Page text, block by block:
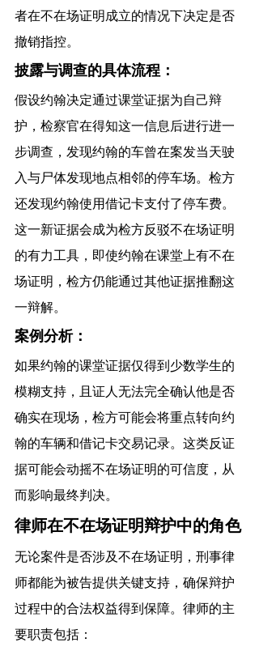
者在不在场证明成立的情况下决定是否
撤销指控。
披露与调查的具体流程：
假设约翰决定通过课堂证据为自己辩
护，检察官在得知这一信息后进行进一
步调查，发现约翰的车曾在案发当天驶
入与尸体发现地点相邻的停车场。检方
还发现约翰使用借记卡支付了停车费。
这一新证据会成为检方反驳不在场证明
的有力工具，即使约翰在课堂上有不在
场证明，检方仍能通过其他证据推翻这
一辩解。
案例分析：
如果约翰的课堂证据仅得到少数学生的
模糊支持，且证人无法完全确认他是否
确实在现场，检方可能会将重点转向约
翰的车辆和借记卡交易记录。这类反证
据可能会动摇不在场证明的可信度，从
而影响最终判决。
律师在不在场证明辩护中的角色
无论案件是否涉及不在场证明，刑事律
师都能为被告提供关键支持，确保辩护
过程中的合法权益得到保障。律师的主
要职责包括：